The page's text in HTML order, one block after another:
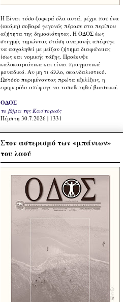
Η Eίναι τόσο ζοφερά όλα αυτά, μέχρι που ένα
(ακόμη) σοβαρό γεγονός πέρασε στα περίπου
αζήτητα της δημοσιότητας. Η ΟΔΟΣ έως
στιγμής τηρώντας στάση αναμονής απέφυγε
να ασχοληθεί με μείζον ζήτημα διαφάνειας
ίσως και νομικής τάξης. Προέκυψε
καλοκαιριάτικα και είναι πραγματικά
μοναδικό. Αν μη τι άλλο, σκανδαλιστικό.
Ωστόσο περιμένοντας πρώτα εξελίξεις, η
εφημερίδα απέφυγε να τοποθετηθεί βιαστικά.
ΟΔΟΣ
το βήμα της Καστοριάς
Πέμπτη 30.7.2026 | 1331
Στον αστερισμό των «μπάνιων»
του λαού